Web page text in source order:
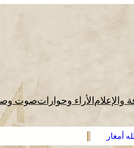
والإعلام الأراء وحواراتصوت
أمغار